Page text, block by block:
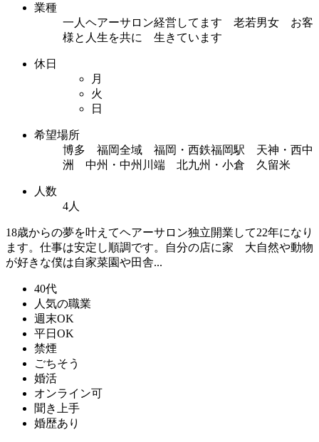
業種
一人ヘアーサロン経営してます 老若男女 お客
様と人生を共に 生きています
休日
月
火
日
希望場所
博多 福岡全域 福岡・西鉄福岡駅 天神・西中
洲 中州・中州川端 北九州・小倉 久留米
人数
4人
18歳からの夢を叶えてヘアーサロン独立開業して22年になり
ます。仕事は安定し順調です。自分の店に家 大自然や動物
が好きな僕は自家菜園や田舎...
40代
人気の職業
週末OK
平日OK
禁煙
ごちそう
婚活
オンライン可
聞き上手
婚歴あり